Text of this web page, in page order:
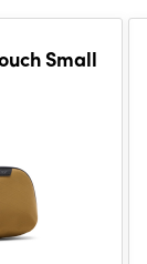
Small